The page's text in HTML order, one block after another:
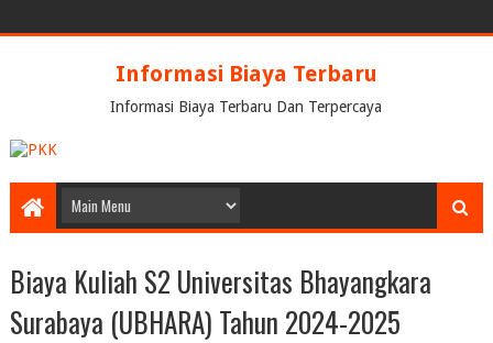
Informasi Biaya Terbaru
Informasi Biaya Terbaru Dan Terpercaya
Biaya Kuliah S2 Universitas Bhayangkara
Surabaya (UBHARA) Tahun 2024-2025